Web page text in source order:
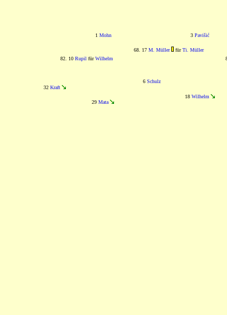
1 Mohn 3 Pavišić
68. 17 M. Müller fürTi. Müller
82. 10 Rupil fürWilhelm
32 Kraft
6 Schulz
29 Mata
18 Wilhelm